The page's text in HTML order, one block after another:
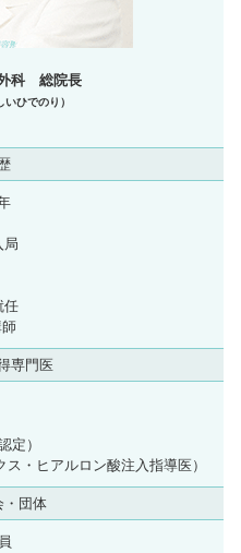
科 総院長
いひでのり）
局
任
専門医
定）
・ヒアルロン酸注入指導医）
・団体